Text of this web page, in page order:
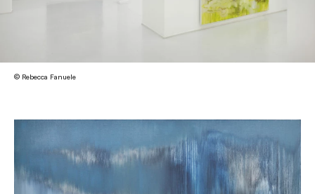
© Rebecca Fanuele